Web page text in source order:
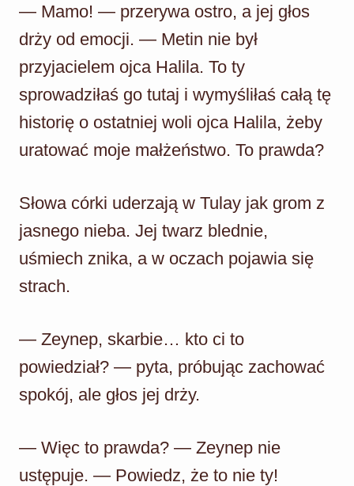
— Mamo! — przerywa ostro, a jej głos
drży od emocji. — Metin nie był
przyjacielem ojca Halila. To ty
sprowadziłaś go tutaj i wymyśliłaś całą tę
historię o ostatniej woli ojca Halila, żeby
uratować moje małżeństwo. To prawda?
Słowa córki uderzają w Tulay jak grom z
jasnego nieba. Jej twarz blednie,
uśmiech znika, a w oczach pojawia się
strach.
— Zeynep, skarbie… kto ci to
powiedział? — pyta, próbując zachować
spokój, ale głos jej drży.
— Więc to prawda? — Zeynep nie
ustępuje. — Powiedz, że to nie ty!